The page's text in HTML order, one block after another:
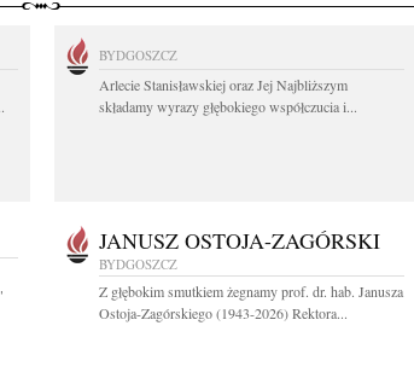
BYDGOSZCZ
Arlecie Stanisławskiej oraz Jej Najbliższym
składamy wyrazy głębokiego współczucia i...
JANUSZ OSTOJA-ZAGÓRSKI
BYDGOSZCZ
Z głębokim smutkiem żegnamy prof. dr. hab. Janusza
Ostoja-Zagórskiego (1943-2026) Rektora...